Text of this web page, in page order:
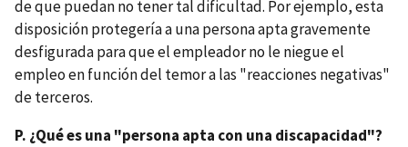
de que puedan no tener tal dificultad. Por ejemplo, esta
disposición protegería a una persona apta gravemente
desfigurada para que el empleador no le niegue el
empleo en función del temor a las "reacciones negativas"
de terceros.
P. ¿Qué es una "persona apta con una discapacidad"?